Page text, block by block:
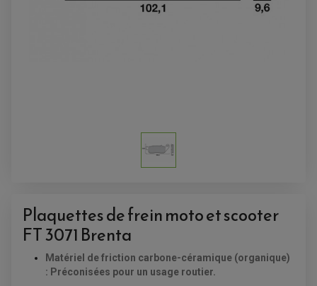
AMORTISSEUR DE DIRECTION
Plaquettes de frein moto et scooter
FT 3071 Brenta
Matériel de friction carbone-céramique (organique)
: Préconisées pour un usage routier.